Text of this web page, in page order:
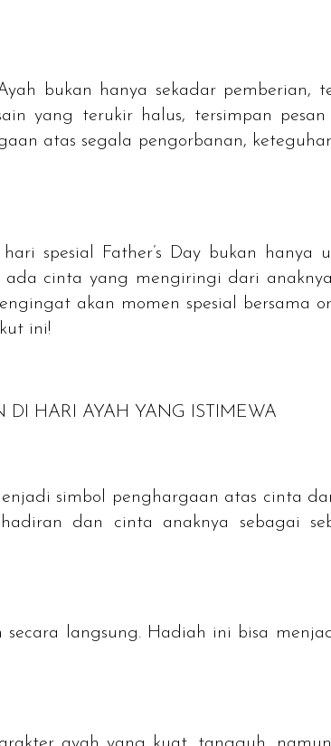
bukan hanya sekadar pemberian,
yang terukir halus, tersimpan
atas segala pengorbanan,
spesial Father’s Day bukan hanya
cinta yang mengiringi dari
akan momen spesial bersama
ini!
DI HARI AYAH YANG ISTIMEWA
simbol penghargaan atas cinta
dan cinta anaknya sebagai
langsung. Hadiah ini bisa